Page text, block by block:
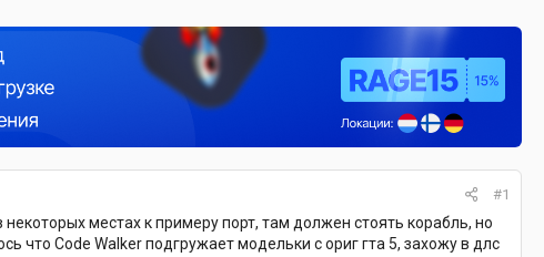
#1
местах к примеру порт, там должен стоять корабль, но
что Code Walker подгружает модельки с ориг гта 5, захожу в длс